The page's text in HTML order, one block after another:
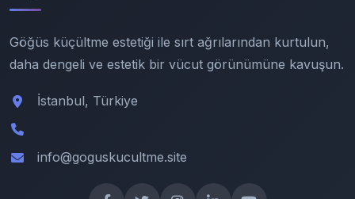
Göğüs küçültme estetiği ile sırt ağrılarından kurtulun,
daha dengeli ve estetik bir vücut görünümüne kavuşun.
İstanbul, Türkiye
info@goguskucultme.site